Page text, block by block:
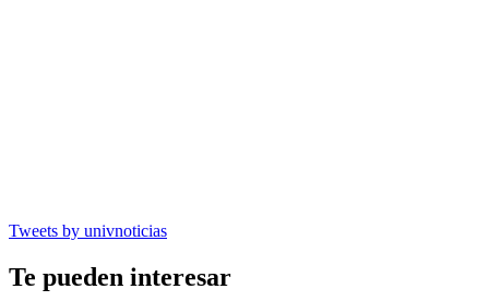
Tweets by univnoticias
Te pueden interesar